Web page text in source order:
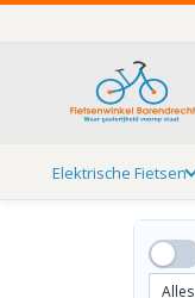
Elektrische Fietsen